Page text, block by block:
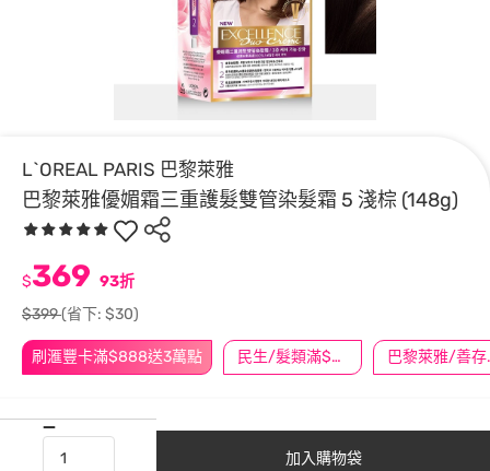
L`OREAL PARIS 巴黎萊雅
巴黎萊雅優媚霜三重護髮雙管染髮霜 5 淺棕 (148g)
刷滙豐卡滿$888送3萬點 民生/髮類滿$388送舒潔冰巾 巴黎萊
$369 93折
$399(省下: $30)
加入購物袋